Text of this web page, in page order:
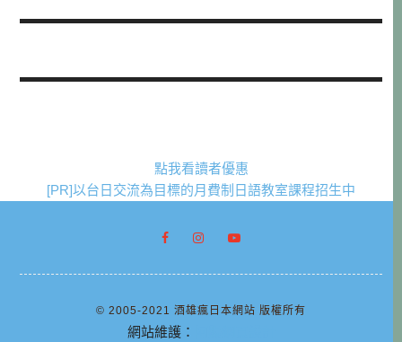
點我看讀者優惠
[PR]以台日交流為目標的月費制日語教室課程招生中
© 2005-2021 酒雄瘋日本網站 版權所有
網站維護：